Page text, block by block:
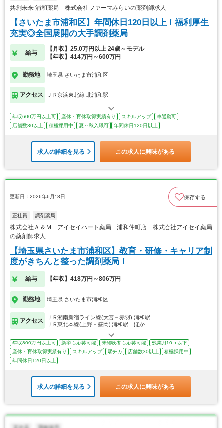
共創未来 浦和薬局 株式会社ファーマみらいの薬剤師求人
【さいたま市浦和区】年間休日120日以上！福利厚生
充実◎全国展開の大手調剤薬局
給与
【月収】25.0万円以上 24歳～モデル
【年収】414万円～600万円
勤務地 埼玉県 さいたま市浦和区
アクセス ＪＲ京浜東北線 北浦和駅
年収600万円以上可 産休・育休取得実績有り スキルアップ
車通勤可
店舗数30以上
積極採用中 夏～秋入職可 年間休日120日以上
求人の詳細を見る この求人に興味がある
更新日：2026年6月18日 保存する
正社員 調剤薬局
株式会社Ａ＆Ｍ アイセイハート薬局 浦和仲町店 株式会社アイセイ薬局
の薬剤師求人
【埼玉県さいたま市浦和区】教育・研修・キャリア制
度がきちんと整った調剤薬局！
給与 【年収】418万円～806万円
勤務地 埼玉県 さいたま市浦和区
アクセス
ＪＲ湘南新宿ライン線(大宮－赤羽) 浦和駅
ＪＲ東北本線(上野－盛岡) 浦和駅…ほか
年収800万円以上可 新卒も応募可能 未経験者も応募可能
残業月10ｈ以下
産休・育休取得実績有り
スキルアップ 駅チカ 店舗数30以上
積極採用中
年間休日120日以上
求人の詳細を見る この求人に興味がある